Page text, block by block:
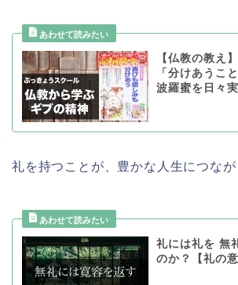
【仏教の教え
「分けあうこ
波羅蜜を日々
礼を持つことが、豊かな人生につなが
礼には礼を 無
のか？【礼の意